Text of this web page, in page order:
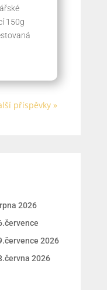
150g
příspěvky »
2026
2026
2026